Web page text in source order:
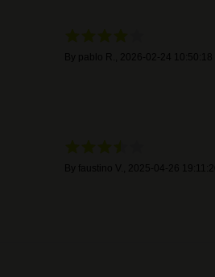
pablo R. 2026-02-24 10:50:18
faustino V. 2025-04-26 19:11:20